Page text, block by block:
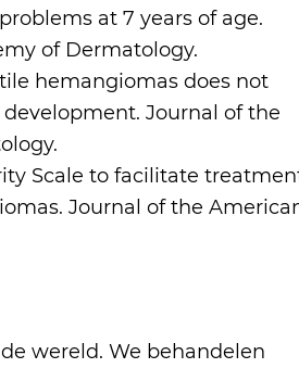
at 7 years of age.
of Dermatology.
hemangiomas does not
Journal of the
Scale to facilitate
Journal of the
wereld. We behandelen